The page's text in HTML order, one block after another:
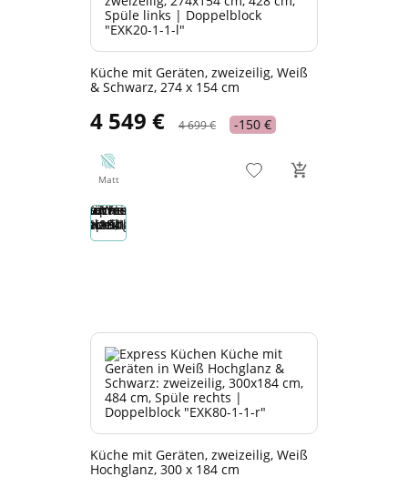
Küche mit Geräten, zweizeilig, Weiß
& Schwarz, 274 x 154 cm
4 549 € 4 699 € -150 €
Matt
Küche mit Geräten, zweizeilig, Weiß
Hochglanz, 300 x 184 cm